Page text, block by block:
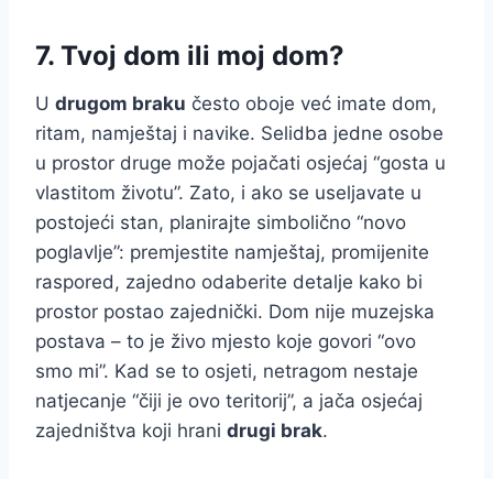
7. Tvoj dom ili moj dom?
U drugom braku često oboje već imate dom,
ritam, namještaj i navike. Selidba jedne osobe
u prostor druge može pojačati osjećaj “gosta u
vlastitom životu”. Zato, i ako se useljavate u
postojeći stan, planirajte simbolično “novo
poglavlje”: premjestite namještaj, promijenite
raspored, zajedno odaberite detalje kako bi
prostor postao zajednički. Dom nije muzejska
postava – to je živo mjesto koje govori “ovo
smo mi”. Kad se to osjeti, netragom nestaje
natjecanje “čiji je ovo teritorij”, a jača osjećaj
zajedništva koji hrani drugi brak.